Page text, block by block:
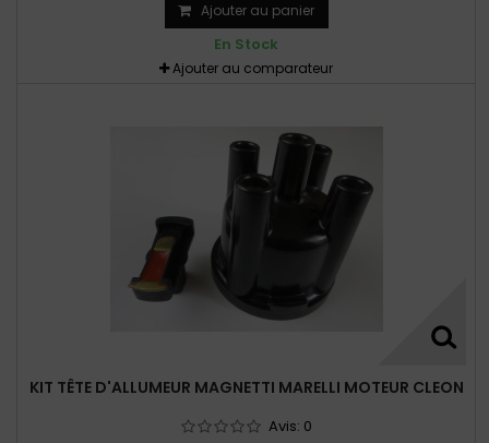
Ajouter au panier
En Stock
Ajouter au comparateur
KIT TÊTE D'ALLUMEUR MAGNETTI MARELLI MOTEUR CLEON
Avis: 0